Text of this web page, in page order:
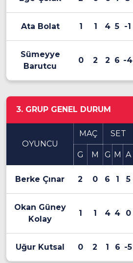
Ata Bolat 1 1 4 5 -1
Sümeyye
Barutcu
0 2 2 6 -4
3. GRUP GENEL DURUM
OYUNCU
MAÇ SET
G
M G M A
Berke Çınar 2 0 6 1 5
Okan Güney
Kolay
1 1 4 4 0
Uğur Kutsal 0 2 1 6 -5